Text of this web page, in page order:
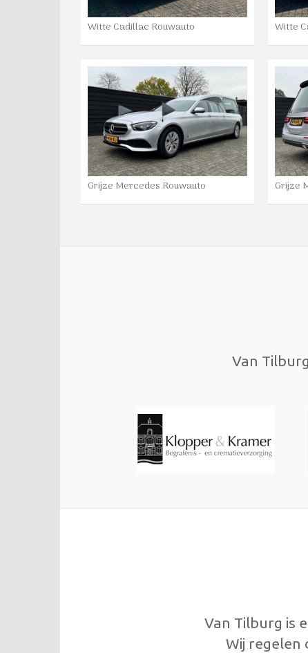
Witte Cadillac Rouwauto Witte
Grijze Mercedes Rouwauto Grijze
Van
Van Tilburg is
Wij regelen